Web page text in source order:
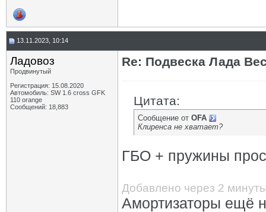
13.11.2023, 10:14
Ладовоз
Продвинутый
Регистрация: 15.08.2020
Автомобиль: SW 1.6 cross GFK
110 orange
Сообщений: 18,883
Re: Подвеска Лада
Цитата:
Сообщение от OFA
Клиренса не хватает?
ГБО + пружины
Добавлено через 2
Амортизаторы ещё